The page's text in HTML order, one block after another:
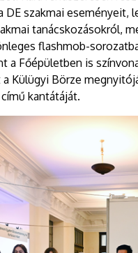
szakmai
tanácskozásokról,
flashmob-
a Főépületben is
Külügyi Börze
kantátáját.